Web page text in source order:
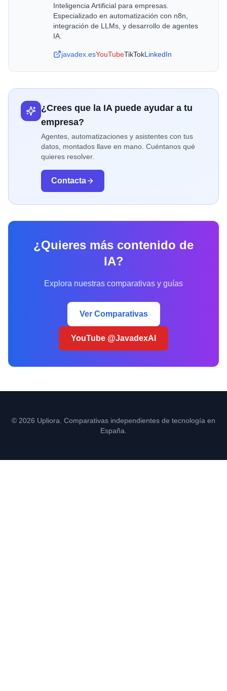
Inteligencia Artificial para empresas.
Especializado en automatización con n8n,
integración de LLMs, y desarrollo de agentes
IA.
javadex.esYouTubeTikTokLinkedIn
¿Crees que la IA puede ayudar a tu
empresa?
Agentes, automatizaciones y asistentes con tus
datos, montados llave en mano. Cuéntanos qué
quieres resolver.
Contacta
¿Quieres más contenido de
IA?
Explora nuestras comparativas y guías
Ver Comparativas
YouTube @JavadexAI
© 2026 Upliora. Comparativas independientes de tecnología en
España.